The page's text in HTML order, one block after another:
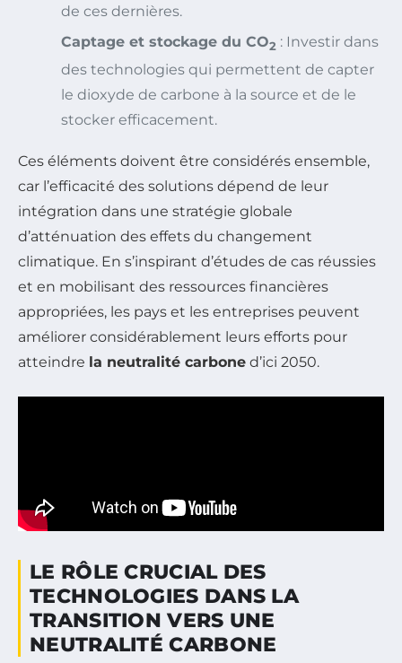
de ces dernières.
Captage et stockage du CO2 : Investir dans
des technologies qui permettent de capter
le dioxyde de carbone à la source et de le
stocker efficacement.
Ces éléments doivent être considérés ensemble,
car l’efficacité des solutions dépend de leur
intégration dans une stratégie globale
d’atténuation des effets du changement
climatique. En s’inspirant d’études de cas réussies
et en mobilisant des ressources financières
appropriées, les pays et les entreprises peuvent
améliorer considérablement leurs efforts pour
atteindre la neutralité carbone d’ici 2050.
LE RÔLE CRUCIAL DES
TECHNOLOGIES DANS LA
TRANSITION VERS UNE
NEUTRALITÉ CARBONE